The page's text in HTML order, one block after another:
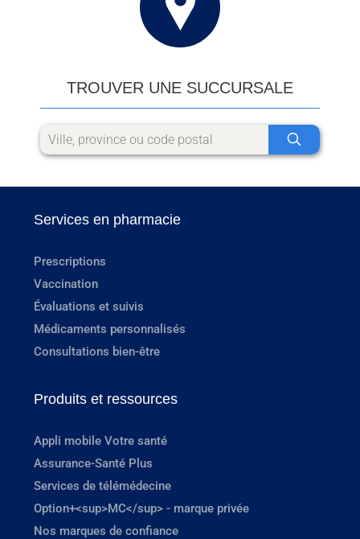
TROUVER UNE SUCCURSALE
Services en pharmacie
Prescriptions
Vaccination
Évaluations et suivis
Médicaments personnalisés
Consultations bien-être
Produits et ressources
Appli mobile Votre santé
Assurance-Santé Plus
Services de télémédecine
Option+<sup>MC</sup> - marque privée
Nos marques de confiance